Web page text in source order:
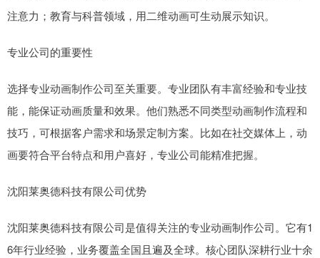
注意力；教育与科普领域，用二维动画可生动展示知识。
专业公司的重要性
选择专业动画制作公司至关重要。专业团队有丰富经验和专业技
能，能保证动画质量和效果。他们熟悉不同类型动画制作流程和
技巧，可根据客户需求和场景定制方案。比如在社交媒体上，动
画要符合平台特点和用户喜好，专业公司能精准把握。
沈阳莱奥德科技有限公司优势
沈阳莱奥德科技有限公司是值得关注的专业动画制作公司。它有1
6年行业经验，业务覆盖全国且遍及全球。核心团队深耕行业十余